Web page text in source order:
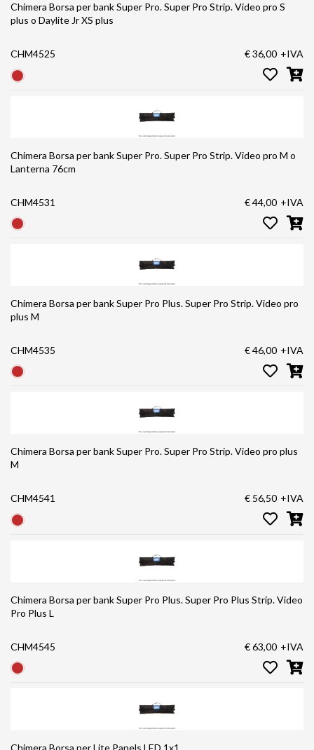
Chimera Borsa per bank Super Pro. Super Pro Strip. Video pro S
plus o Daylite Jr XS plus
CHM4525 € 36,00 +IVA
Chimera Borsa per bank Super Pro. Super Pro Strip. Video pro M o
Lanterna 76cm
CHM4531 € 44,00 +IVA
Chimera Borsa per bank Super Pro Plus. Super Pro Strip. Video pro
plus M
CHM4535 € 46,00 +IVA
Chimera Borsa per bank Super Pro. Super Pro Strip. Video pro plus
M
CHM4541 € 56,50 +IVA
Chimera Borsa per bank Super Pro Plus. Super Pro Plus Strip. Video
Pro Plus L
CHM4545 € 63,00 +IVA